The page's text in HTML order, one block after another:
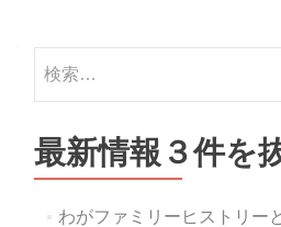
ナ
ビ
ゲ
ー
シ
索:
最新情報３件を
わがファミリーヒストリー